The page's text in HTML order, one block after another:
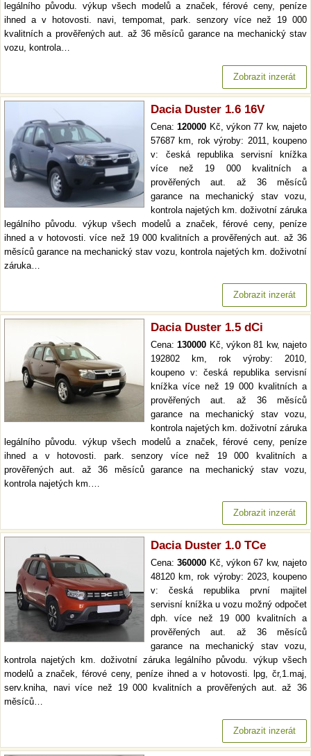
legálního původu. výkup všech modelů a značek, férové ceny, peníze
ihned a v hotovosti. navi, tempomat, park. senzory více než 19 000
kvalitních a prověřených aut. až 36 měsíců garance na mechanický stav
vozu, kontrola…
Zobrazit inzerát
Dacia Duster 1.6 16V
Cena:120000 Kč, výkon 77 kw, najeto
57687 km, rok výroby: 2011, koupeno
v: česká republika servisní knížka
více než 19 000 kvalitních a
prověřených aut. až 36 měsíců
garance na mechanický stav vozu,
kontrola najetých km. doživotní záruka
legálního původu. výkup všech modelů a značek, férové ceny, peníze
ihned a v hotovosti. více než 19 000 kvalitních a prověřených aut. až 36
měsíců garance na mechanický stav vozu, kontrola najetých km. doživotní
záruka…
Zobrazit inzerát
Dacia Duster 1.5 dCi
Cena:130000 Kč, výkon 81 kw, najeto
192802 km, rok výroby: 2010,
koupeno v: česká republika servisní
knížka více než 19 000 kvalitních a
prověřených aut. až 36 měsíců
garance na mechanický stav vozu,
kontrola najetých km. doživotní záruka
legálního původu. výkup všech modelů a značek, férové ceny, peníze
ihned a v hotovosti. park. senzory více než 19 000 kvalitních a
prověřených aut. až 36 měsíců garance na mechanický stav vozu,
kontrola najetých km.…
Zobrazit inzerát
Dacia Duster 1.0 TCe
Cena:360000 Kč, výkon 67 kw, najeto
48120 km, rok výroby: 2023, koupeno
v: česká republika první majitel
servisní knížka u vozu možný odpočet
dph. více než 19 000 kvalitních a
prověřených aut. až 36 měsíců
garance na mechanický stav vozu,
kontrola najetých km. doživotní záruka legálního původu. výkup všech
modelů a značek, férové ceny, peníze ihned a v hotovosti. lpg, čr,1.maj,
serv.kniha, navi více než 19 000 kvalitních a prověřených aut. až 36
měsíců…
Zobrazit inzerát